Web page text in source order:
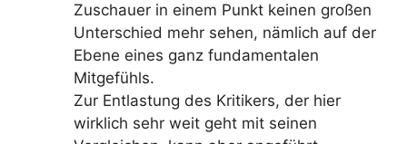
Zuschauer in einem Punkt keinen großen
Unterschied mehr sehen, nämlich auf der
Ebene eines ganz fundamentalen
Mitgefühls.
Zur Entlastung des Kritikers, der hier
wirklich sehr weit geht mit seinen